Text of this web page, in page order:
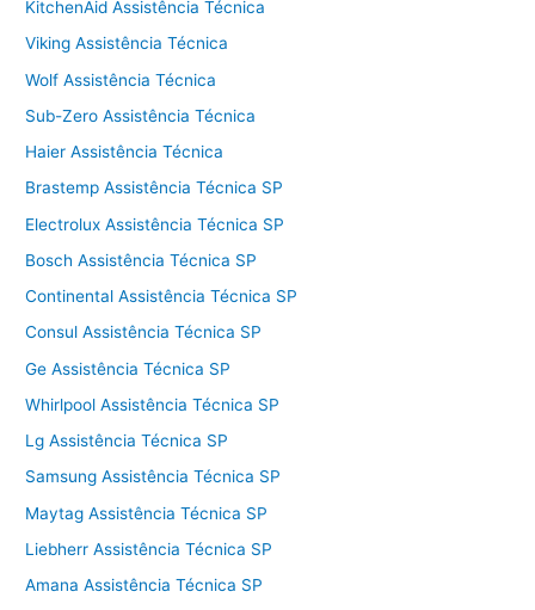
KitchenAid Assistência Técnica
Viking Assistência Técnica
Wolf Assistência Técnica
Sub-Zero Assistência Técnica
Haier Assistência Técnica
Brastemp Assistência Técnica SP
Electrolux Assistência Técnica SP
Bosch Assistência Técnica SP
Continental Assistência Técnica SP
Consul Assistência Técnica SP
Ge Assistência Técnica SP
Whirlpool Assistência Técnica SP
Lg Assistência Técnica SP
Samsung Assistência Técnica SP
Maytag Assistência Técnica SP
Liebherr Assistência Técnica SP
Amana Assistência Técnica SP